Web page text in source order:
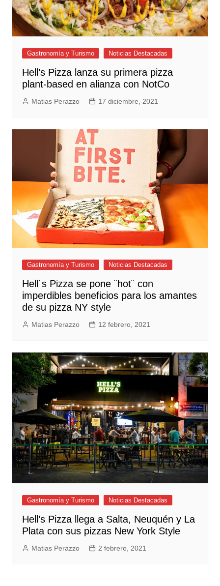
Gastronomía y Turismo Noticias Destacadas
Hell’s Pizza lanza su primera pizza
plant-based en alianza con NotCo
Matias Perazzo 17 diciembre, 2021
Gastronomía y Turismo Noticias Destacadas
Hell´s Pizza se pone ¨hot¨ con
imperdibles beneficios para los amantes
de su pizza NY style
Matias Perazzo 12 febrero, 2021
Gastronomía y Turismo Noticias Destacadas
Hell’s Pizza llega a Salta, Neuquén y La
Plata con sus pizzas New York Style
Matias Perazzo 2 febrero, 2021